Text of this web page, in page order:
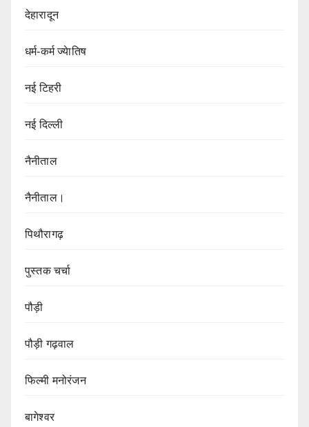
देहारादून
धर्म-कर्म ज्येातिष
नई टिहरी
नई दिल्ली
नैनीताल
नैनीताल।
पिथौरागढ़
पुस्तक चर्चा
पौड़ी
पौड़ी गढ़वाल
फिल्मी मनोरंजन
बागेश्वर